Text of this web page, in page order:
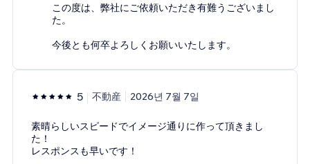
この度は、弊社にご依頼いただき有難うございまし
た。
今後とも何卒よろしくお願いいたします。
5 不動産 2026년 7월 7일
素晴らしいスピードでイメージ通りに作って頂きまし
た！
レスポンスも早いです！